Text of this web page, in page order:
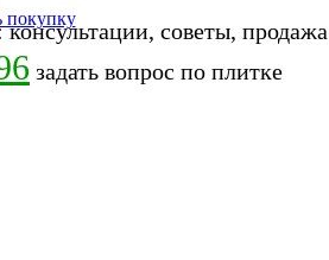
консультации, советы, продажа
задать вопрос по плитке